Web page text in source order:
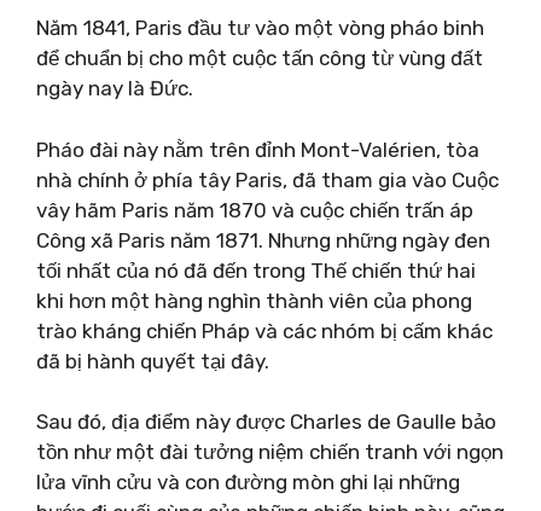
Năm 1841, Paris đầu tư vào một vòng pháo binh
để chuẩn bị cho một cuộc tấn công từ vùng đất
ngày nay là Đức.
Pháo đài này nằm trên đỉnh Mont-Valérien, tòa
nhà chính ở phía tây Paris, đã tham gia vào Cuộc
vây hãm Paris năm 1870 và cuộc chiến trấn áp
Công xã Paris năm 1871. Nhưng những ngày đen
tối nhất của nó đã đến trong Thế chiến thứ hai
khi hơn một hàng nghìn thành viên của phong
trào kháng chiến Pháp và các nhóm bị cấm khác
đã bị hành quyết tại đây.
Sau đó, địa điểm này được Charles de Gaulle bảo
tồn như một đài tưởng niệm chiến tranh với ngọn
lửa vĩnh cửu và con đường mòn ghi lại những